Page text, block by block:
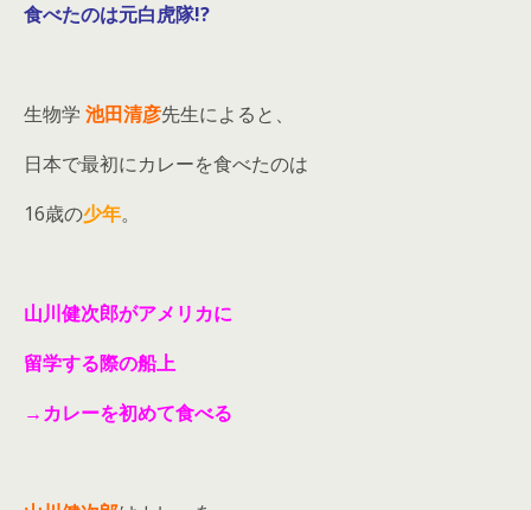
食べたのは元白虎隊!?
生物学 池田清彦先生によると、
日本で最初にカレーを食べたのは
16歳の少年。
山川健次郎がアメリカに
留学する際の船上
→カレーを初めて食べる